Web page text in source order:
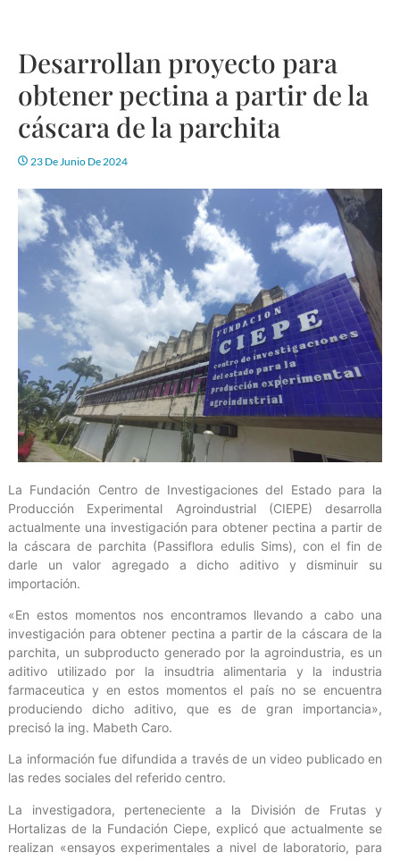
Desarrollan proyecto para
obtener pectina a partir de la
cáscara de la parchita
23 De Junio De 2024
La Fundación Centro de Investigaciones del Estado para la
Producción Experimental Agroindustrial (CIEPE) desarrolla
actualmente una investigación para obtener pectina a partir de
la cáscara de parchita (Passiflora edulis Sims), con el fin de
darle un valor agregado a dicho aditivo y disminuir su
importación.
«En estos momentos nos encontramos llevando a cabo una
investigación para obtener pectina a partir de la cáscara de la
parchita, un subproducto generado por la agroindustria, es un
aditivo utilizado por la insudtria alimentaria y la industria
farmaceutica y en estos momentos el país no se encuentra
produciendo dicho aditivo, que es de gran importancia»,
precisó la ing. Mabeth Caro.
La información fue difundida a través de un video publicado en
las redes sociales del referido centro.
La investigadora, perteneciente a la División de Frutas y
Hortalizas de la Fundación Ciepe, explicó que actualmente se
realizan «ensayos experimentales a nivel de laboratorio, para